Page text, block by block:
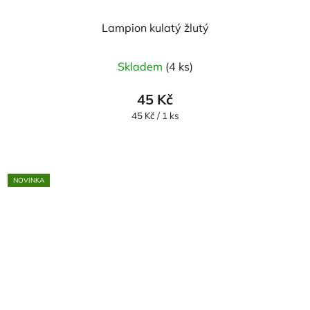
Lampion kulatý žlutý
Skladem (4 ks)
45 Kč
Měrná
45 Kč / 1 ks
NOVINKA